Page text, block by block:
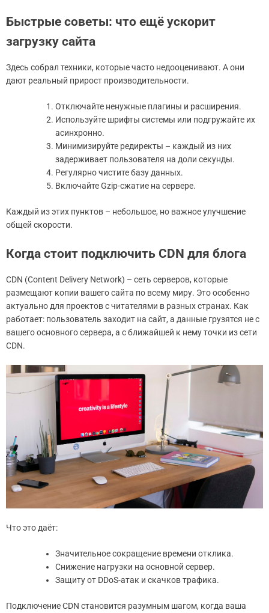
Быстрые советы: что ещё ускорит
загрузку сайта
Здесь собрал техники, которые часто недооценивают. А они
дают реальный прирост производительности.
Отключайте ненужные плагины и расширения.
Используйте шрифты системы или подгружайте их
асинхронно.
Минимизируйте редиректы – каждый из них
задерживает пользователя на доли секунды.
Регулярно чистите базу данных.
Включайте Gzip-сжатие на сервере.
Каждый из этих пунктов – небольшое, но важное улучшение
общей скорости.
Когда стоит подключить CDN для блога
CDN (Content Delivery Network) – сеть серверов, которые
размещают копии вашего сайта по всему миру. Это особенно
актуально для проектов с читателями в разных странах. Как
работает: пользователь заходит на сайт, а данные грузятся не с
вашего основного сервера, а с ближайшей к нему точки из сети
CDN.
Что это даёт:
Значительное сокращение времени отклика.
Снижение нагрузки на основной сервер.
Защиту от DDoS-атак и скачков трафика.
Подключение CDN становится разумным шагом, когда ваша